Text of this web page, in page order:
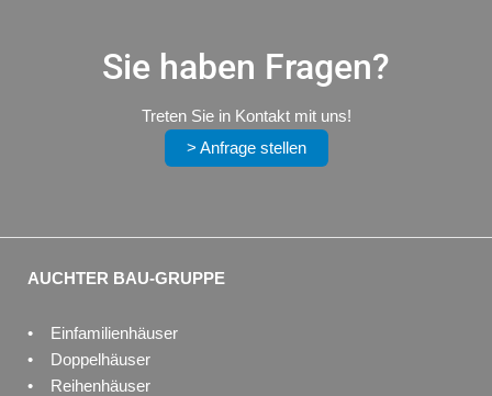
Sie haben Fragen?
Treten Sie in Kontakt mit uns!
> Anfrage stellen
AUCHTER BAU-GRUPPE
• Einfamilienhäuser
• Doppelhäuser
• Reihenhäuser